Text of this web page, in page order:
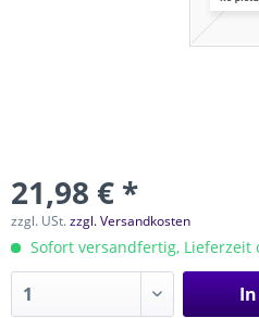
21,98 € *
zzgl. USt.zzgl. Versandkosten
Sofort versandfertig, Lieferzeit